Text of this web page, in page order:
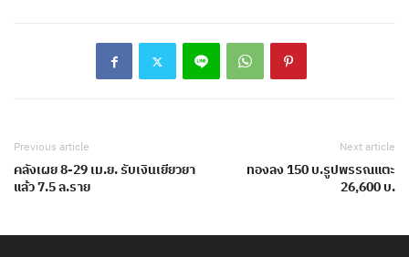
Previous article
คลังเผย 8-29 เม.ย. รับเงินเยียวยา
แล้ว 7.5 ล.ราย
Next article
ทองลง 150 บ.รูปพรรณแตะ
26,600 บ.